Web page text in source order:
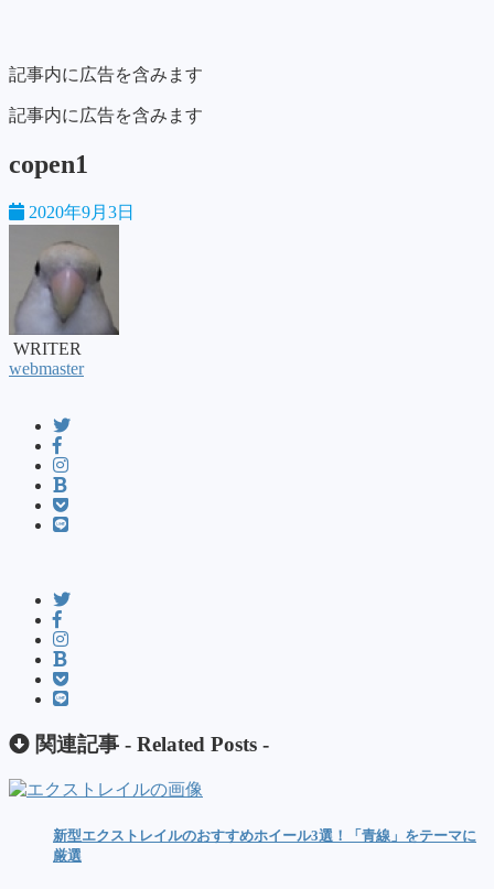
記事内に広告を含みます
記事内に広告を含みます
copen1
2020年9月3日
WRITER
webmaster
関連記事 - Related Posts -
新型エクストレイルのおすすめホイール3選！「青線」をテーマに
厳選